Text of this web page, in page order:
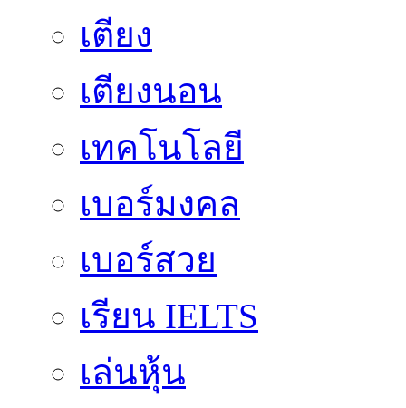
เตียง
เตียงนอน
เทคโนโลยี
เบอร์มงคล
เบอร์สวย
เรียน IELTS
เล่นหุ้น